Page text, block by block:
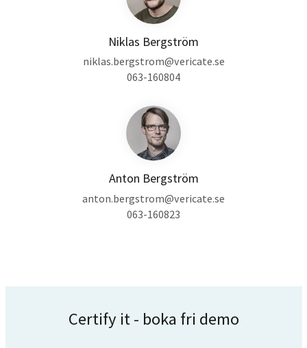
Niklas Bergström
niklas.bergstrom@vericate.se
063-160804
Anton Bergström
anton.bergstrom@vericate.se
063-160823
Certify it - boka fri demo